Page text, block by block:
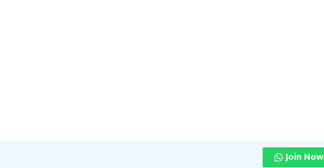
Join Now